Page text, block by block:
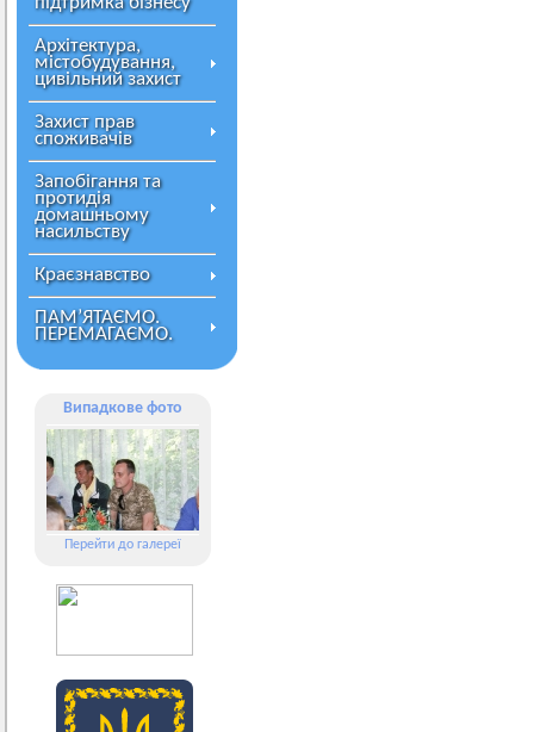
Архітектура,
містобудування,
цивільний захист
Захист прав
споживачів
Запобігання та
протидія
домашньому
насильству
Краєзнавство
ПАМ’ЯТАЄМО.
ПЕРЕМАГАЄМО.
Випадкове фото
Перейти до галереї